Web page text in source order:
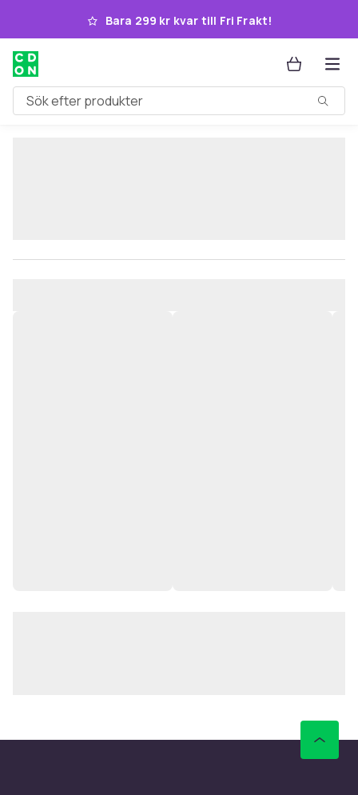
Hoppa till huvudinnehållet
Bara 299 kr kvar till Fri Frakt!
Sök efter produkter